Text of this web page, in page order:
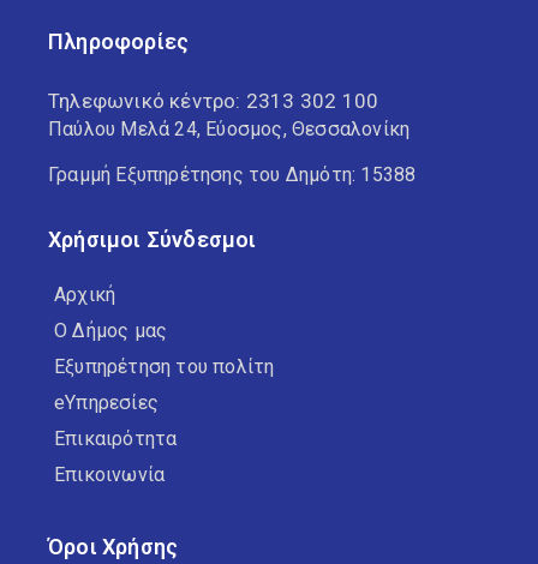
Πληροφορίες
Τηλεφωνικό κέντρο: 2313 302 100
Παύλου Μελά 24, Εύοσμος, Θεσσαλονίκη
Γραμμή Εξυπηρέτησης του Δημότη: 15388
Χρήσιμοι Σύνδεσμοι
Αρχική
Ο Δήμος μας
Εξυπηρέτηση του πολίτη
eΥπηρεσίες
Επικαιρότητα
Επικοινωνία
Όροι Χρήσης